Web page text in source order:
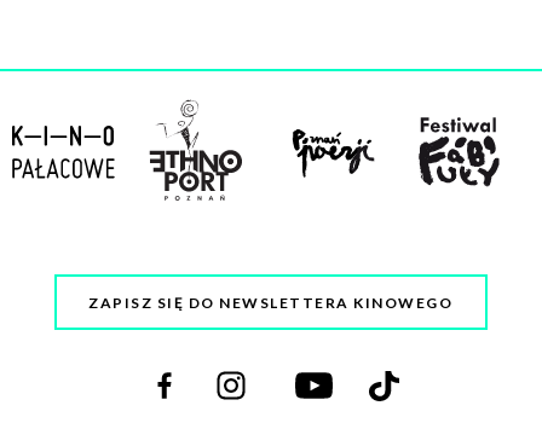
ZAPISZ SIĘ DO NEWSLETTERA KINOWEGO
Odwiedź
nas
Odwiedź
nas
Odwiedź
nas
Odwiedź
nas